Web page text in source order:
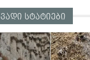
სტატიები